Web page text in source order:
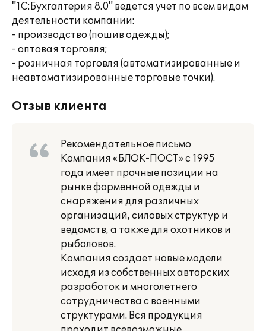
"1С:Бухгалтерия 8.0" ведется учет по всем видам
деятельности компании:
- производство (пошив одежды);
- оптовая торговля;
- розничная торговля (автоматизированные и
неавтоматизированные торговые точки).
Отзыв клиента
Рекомендательное письмо
Компания «БЛОК-ПОСТ» с 1995
года имеет прочные позиции на
рынке форменной одежды и
снаряжения для различных
организаций, силовых структур и
ведомств, а также для охотников и
рыболовов.
Компания создает новые модели
исходя из собственных авторских
разработок и многолетнего
сотрудничества с военными
структурами. Вся продукция